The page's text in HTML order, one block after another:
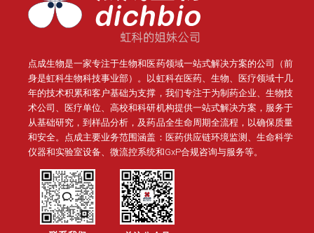
点成生物是一家专注于生物和医药领域一站式解决方案的公司（前
身是虹科生物科技事业部）。以虹科在医药、生物、医疗领域十几
年的技术积累和客户基础为支撑，我们专注于为制药企业、生物技
术公司、医疗单位、高校和科研机构提供一站式解决方案，服务于
从基础研究，到样品分析，及药品全生命周期全流程，以确保质量
仪器和实验室设备、微流控系统和GxP合规咨询与服务等。